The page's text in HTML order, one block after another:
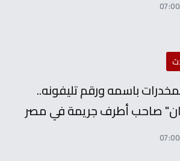
باسمه ورقم تليفونه..
صاحب أطرف جريمة في مصر